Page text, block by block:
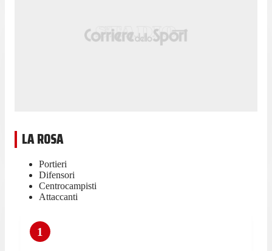
LA ROSA
Portieri
Difensori
Centrocampisti
Attaccanti
1